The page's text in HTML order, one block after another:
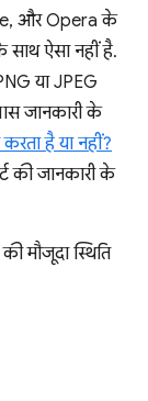
और Opera के
साथ ऐसा नहीं है.
या JPEG
जानकारी के
है या नहीं?
की जानकारी के
मौजूदा स्थिति